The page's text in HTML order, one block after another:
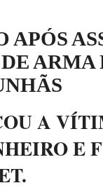
APÓS
A
E